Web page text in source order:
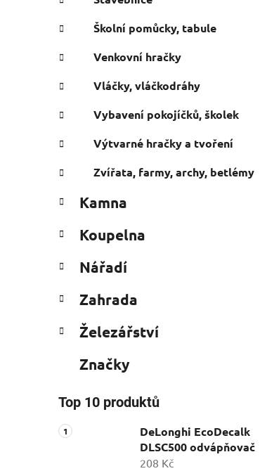
Školní pomůcky, tabule
Venkovní hračky
Vláčky, vláčkodráhy
Vybavení pokojíčků, školek
Výtvarné hračky a tvoření
Zvířata, farmy, archy, betlémy
Kamna
Koupelna
Nářadí
Zahrada
Železářství
Značky
Top 10 produktů
DeLonghi EcoDecalk
DLSC500 odvápňovač
208 Kč